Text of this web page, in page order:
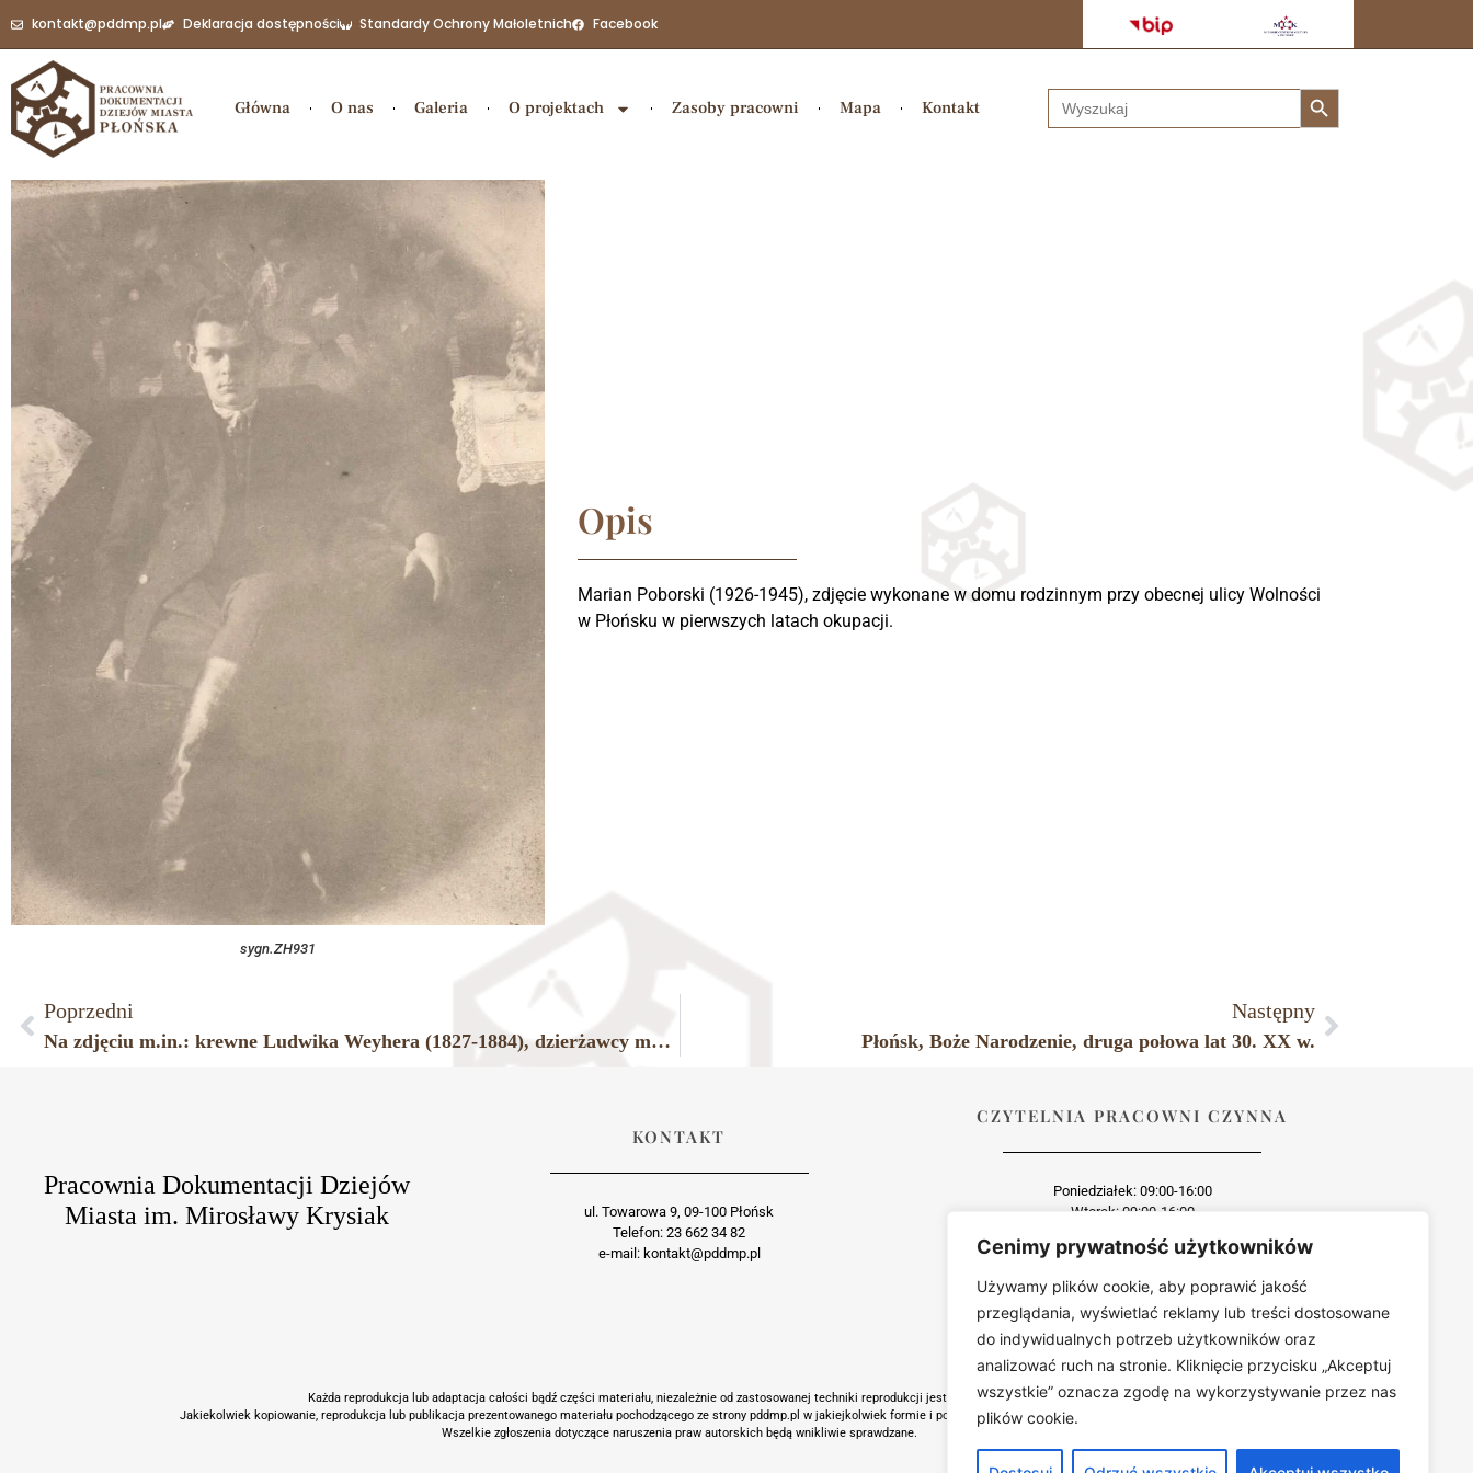
Cenimy prywatność użytkowników
Używamy plików cookie, aby poprawić jakość
przeglądania, wyświetlać reklamy lub treści dostosowane
do indywidualnych potrzeb użytkowników oraz
analizować ruch na stronie. Kliknięcie przycisku „Akceptuj
wszystkie” oznacza zgodę na wykorzystywanie przez nas
plików cookie.
kontakt@pddmp.pl Deklaracja dostępności Standardy Ochrony Małoletnich Facebook
Główna O nas Galeria O projektach Zasoby pracowni Mapa Kontakt
Search
for:
Search Button
sygn.ZH931
Opis
Marian Poborski (1926-1945), zdjęcie wykonane w domu rodzinnym przy obecnej ulicy Wolności
w Płońsku w pierwszych latach okupacji.
Poprzedni
Na zdjęciu m.in.: krewne Ludwika Weyhera (1827-1884), dzierżawcy majątku Poświętne, córki jego bratanka Wincentego Weyhera (1854-1931) – siostry: Helena, Maria i Wanda Weyherówny.
Następny
Płońsk, Boże Narodzenie, druga połowa lat 30. XX w.
Pracownia Dokumentacji Dziejów
Miasta im. Mirosławy Krysiak
KONTAKT
ul. Towarowa 9, 09-100 Płońsk
Telefon: 23 662 34 82
e-mail: kontakt@pddmp.pl
CZYTELNIA PRACOWNI CZYNNA
Poniedziałek: 09:00-16:00
Wtorek: 09:00-16:00
Czwartek: 09:00-16:00
Każda reprodukcja lub adaptacja całości bądź części materiału, niezależnie od zastosowanej techniki reprodukcji jest surowo zabroniona
Jakiekolwiek kopiowanie, reprodukcja lub publikacja prezentowanego materiału pochodzącego ze strony pddmp.pl w jakiejkolwiek formie i postaci jest zabroniona bez uprzedniej zgody.
Wszelkie zgłoszenia dotyczące naruszenia praw autorskich będą wnikliwie sprawdzane.